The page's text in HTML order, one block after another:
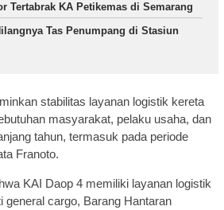
Tertabrak KA Petikemas di Semarang
Tas Penumpang di Stasiun
stabilitas layanan logistik kereta
masyarakat, pelaku usaha, dan
tahun, termasuk pada periode
Franoto.
KAI Daop 4 memiliki layanan logistik
general cargo, Barang Hantaran